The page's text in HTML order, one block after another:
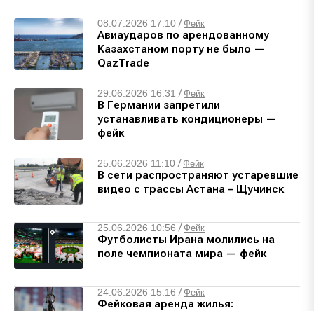
08.07.2026 17:10 /Фейк
Авиаударов по арендованному
Казахстаном порту не было —
QazTrade
29.06.2026 16:31 /Фейк
В Германии запретили
устанавливать кондиционеры —
фейк
25.06.2026 11:10 /Фейк
В сети распространяют устаревшие
видео с трассы Астана – Щучинск
25.06.2026 10:56 /Фейк
Футболисты Ирана молились на
поле чемпионата мира — фейк
24.06.2026 15:16 /Фейк
Фейковая аренда жилья: